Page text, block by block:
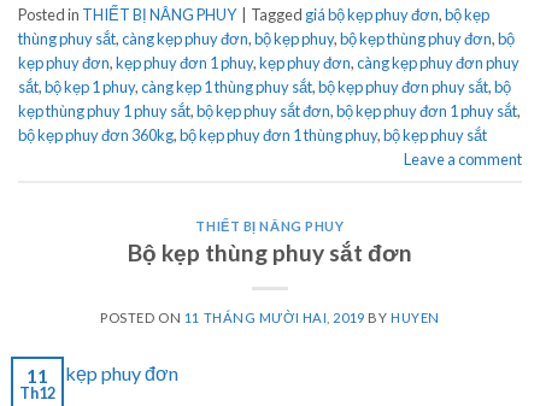
Posted in THIẾT BỊ NÂNG PHUY Tagged giá bộ kẹp phuy đơn,bộ kẹp
thùng phuy sắt,càng kẹp phuy đơn,bộ kẹp phuy,bộ kẹp thùng phuy đơn,bộ
kẹp phuy đơn,kẹp phuy đơn 1 phuy,kẹp phuy đơn,càng kẹp phuy đơn phuy
sắt,bộ kẹp 1 phuy,càng kẹp 1 thùng phuy sắt,bộ kẹp phuy đơn phuy sắt,bộ
kẹp thùng phuy 1 phuy sắt,bộ kẹp phuy sắt đơn,bộ kẹp phuy đơn 1 phuy sắt,
bộ kẹp phuy đơn 360kg,bộ kẹp phuy đơn 1 thùng phuy,bộ kẹp phuy sắt
Leave a comment
THIẾT BỊ NÂNG PHUY
Bộ kẹp thùng phuy sắt đơn
POSTED ON 11 THÁNG MƯỜI HAI, 2019 BY HUYEN
11
Th12